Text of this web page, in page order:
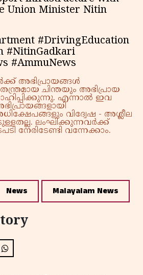
Union Minister Nitin
#DrivingEducation
#NitinGadkari
#AmmuNews
അഭിപ്രായങ്ങൾ
ചിന്തയും അഭിപ്രായ
എന്നാൽ ഇവ
വിദ്വേഷ - അശ്ലീല
ലംഘിക്കുന്നവർക്ക്
നേരിടേണ്ടി വന്നേക്കാം.
News Malayalam News